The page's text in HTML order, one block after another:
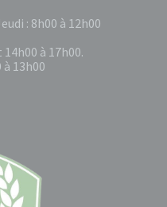
: 8h00 à 12h00
à 17h00.
à 13h00